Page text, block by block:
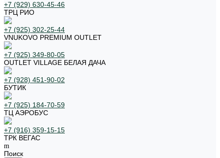
+7 (929) 630-45-46
ТРЦ РИО
+7 (925) 302-25-44
VNUKOVO PREMIUM OUTLET
+7 (925) 349-80-05
OUTLET VILLAGE БЕЛАЯ ДАЧА
+7 (928) 451-90-02
БУТИК
+7 (925) 184-70-59
ТЦ АЭРОБУС
+7 (916) 359-15-15
ТРК ВЕГАС
Поиск